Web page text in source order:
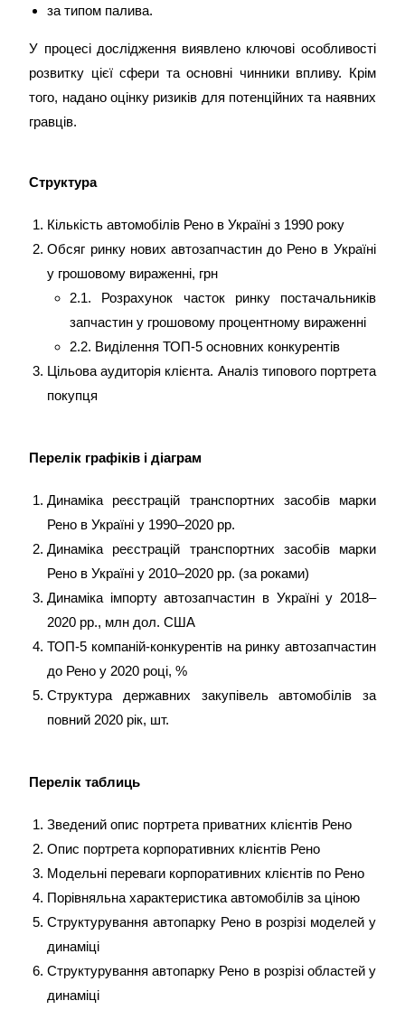
за типом палива.
У процесі дослідження виявлено ключові особливості
розвитку цієї сфери та основні чинники впливу. Крім
того, надано оцінку ризиків для потенційних та наявних
гравців.
Структура
Кількість автомобілів Рено в Україні з 1990 року
Обсяг ринку нових автозапчастин до Рено в Україні
у грошовому вираженні, грн
2.1. Розрахунок часток ринку постачальників
запчастин у грошовому процентному вираженні
2.2. Виділення ТОП-5 основних конкурентів
Цільова аудиторія клієнта. Аналіз типового портрета
покупця
Перелік графіків і діаграм
Динаміка реєстрацій транспортних засобів марки
Рено в Україні у 1990–2020 рр.
Динаміка реєстрацій транспортних засобів марки
Рено в Україні у 2010–2020 рр. (за роками)
Динаміка імпорту автозапчастин в Україні у 2018–
2020 рр., млн дол. США
ТОП-5 компаній-конкурентів на ринку автозапчастин
до Рено у 2020 році, %
Структура державних закупівель автомобілів за
повний 2020 рік, шт.
Перелік таблиць
Зведений опис портрета приватних клієнтів Рено
Опис портрета корпоративних клієнтів Рено
Модельні переваги корпоративних клієнтів по Рено
Порівняльна характеристика автомобілів за ціною
Структурування автопарку Рено в розрізі моделей у
динаміці
Структурування автопарку Рено в розрізі областей у
динаміці